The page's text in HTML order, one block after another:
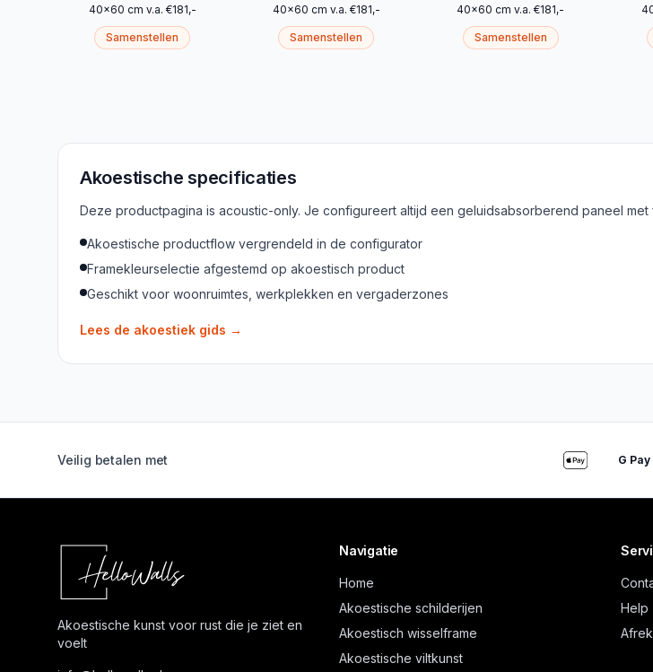
40x60 cm v.a. €181,-
Samenstellen
40x60 cm v.a. €181,-
Samenstellen
40x60 cmv.a. €181,-
Samenstellen
Akoestische specificaties
Deze productpagina is acoustic-only. Je configureert altijd een geluidsabsorberend paneel met
Akoestische productflow vergrendeld in de configurator
Framekleurselectie afgestemd op akoestisch product
Geschikt voor woonruimtes, werkplekken en vergaderzones
Lees de akoestiek gids →
Veilig betalen met G Pay
Akoestische kunst voor rust die je ziet en
voelt
Navigatie
Home
Akoestische schilderijen
Akoestisch wisselframe
Akoestische viltkunst
Help